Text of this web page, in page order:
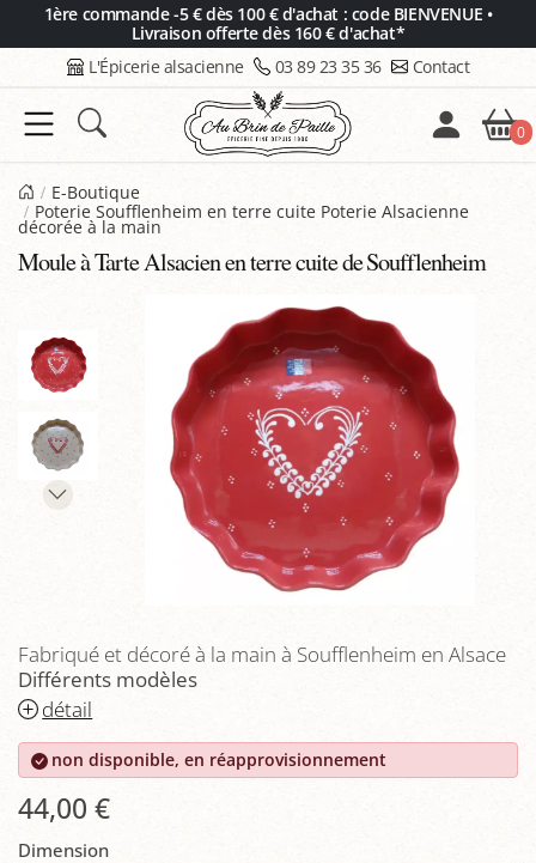
1ère commande -5 € dès 100 € d'achat : code BIENVENUE •
Livraison offerte dès 160 € d'achat*
L'Épicerie alsacienne 03 89 23 35 36 Contact
0
E-Boutique
Poterie Soufflenheim en terre cuite Poterie Alsacienne
décorée à la main
Moule à Tarte Alsacien en terre cuite de Soufflenheim
Fabriqué et décoré à la main à Soufflenheim en Alsace
Différents modèles
détail
non disponible, en réapprovisionnement
44,00 €
Dimension
Panneau de gestion des cookies